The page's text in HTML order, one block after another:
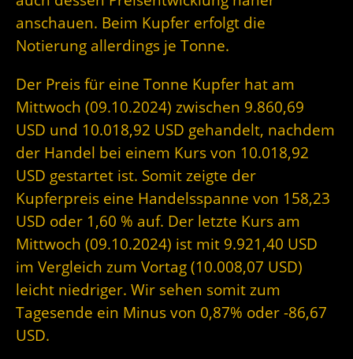
anschauen. Beim Kupfer erfolgt die
Notierung allerdings je Tonne.
Der Preis für eine Tonne Kupfer hat am
Mittwoch (09.10.2024) zwischen 9.860,69
USD und 10.018,92 USD gehandelt, nachdem
der Handel bei einem Kurs von 10.018,92
USD gestartet ist. Somit zeigte der
Kupferpreis eine Handelsspanne von 158,23
USD oder 1,60 % auf. Der letzte Kurs am
Mittwoch (09.10.2024) ist mit 9.921,40 USD
im Vergleich zum Vortag (10.008,07 USD)
leicht niedriger. Wir sehen somit zum
Tagesende ein Minus von 0,87% oder -86,67
USD.